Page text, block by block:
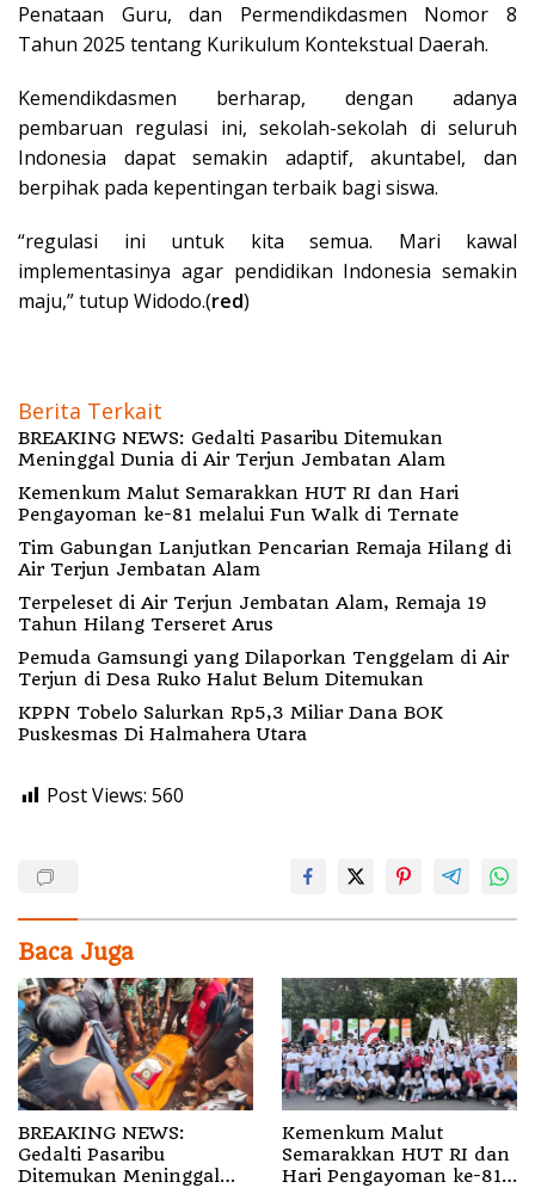
Penataan Guru, dan Permendikdasmen Nomor 8
Tahun 2025 tentang Kurikulum Kontekstual Daerah.
Kemendikdasmen berharap, dengan adanya
pembaruan regulasi ini, sekolah-sekolah di seluruh
Indonesia dapat semakin adaptif, akuntabel, dan
berpihak pada kepentingan terbaik bagi siswa.
“regulasi ini untuk kita semua. Mari kawal
implementasinya agar pendidikan Indonesia semakin
maju,” tutup Widodo.(red)
Berita Terkait
BREAKING NEWS: Gedalti Pasaribu Ditemukan
Meninggal Dunia di Air Terjun Jembatan Alam
Kemenkum Malut Semarakkan HUT RI dan Hari
Pengayoman ke-81 melalui Fun Walk di Ternate
Tim Gabungan Lanjutkan Pencarian Remaja Hilang di
Air Terjun Jembatan Alam
Terpeleset di Air Terjun Jembatan Alam, Remaja 19
Tahun Hilang Terseret Arus
Pemuda Gamsungi yang Dilaporkan Tenggelam di Air
Terjun di Desa Ruko Halut Belum Ditemukan
KPPN Tobelo Salurkan Rp5,3 Miliar Dana BOK
Puskesmas Di Halmahera Utara
Post Views: 560
Baca Juga
BREAKING NEWS:
Gedalti Pasaribu
Ditemukan Meninggal
Kemenkum Malut
Semarakkan HUT RI dan
Hari Pengayoman ke-81